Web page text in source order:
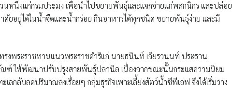
นึ่งแก่กรมประมง เพื่อนำไปขยายพันธุ์และแจกจ่ายแก่พสกนิกร และปล่อย
ศัยอยู่ได้ในน้ำจืดและน้ำกร่อย กินอาหารได้ทุกชนิด ขยายพันธุ์ง่าย และมี
ทรงพระราชทานแนวพระราชดำริแก่ นายธนินท์ เจียรวนนท์ ประธาน
ณฑ์ ให้พัฒนาปรับปรุงสายพันธุ์ปลานิล เนื่องจากขณะนั้นกระแสความนิยม
กลับลดปริมาณลงเรื่อยๆ กลุ่มธุรกิจเพาะเลี้ยงสัตว์น้ำซีพีเอฟ จึงได้เริ่มวาง